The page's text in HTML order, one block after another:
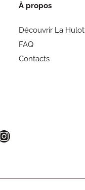
À propos
Découvrir La
FAQ
Contacts